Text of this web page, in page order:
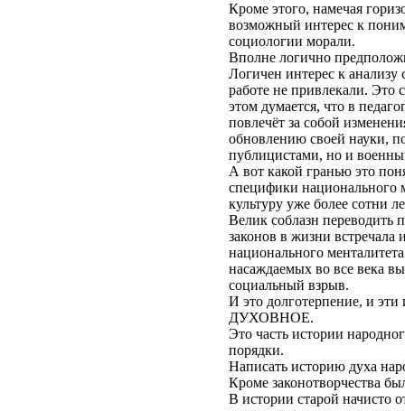
Кроме этого, намечая
возможный интерес к
социологии морали.
Вполне логично
Логичен интерес к анализу
работе не привлекали. Это
этом думается, что в
повлечёт за собой
обновлению своей науки,
публицистами, но и
А вот какой гранью это
специфики национального
культуру уже более сотни
Велик соблазн переводить
законов в жизни встречала
национального
насаждаемых во все века
социальный взрыв.
И это долготерпение, и эти
ДУХОВНОЕ.
Это часть истории
порядки.
Написать историю духа
Кроме законотворчества
В истории старой начисто